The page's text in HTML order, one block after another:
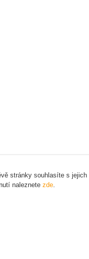
stránky souhlasíte s jejich
naleznete zde.